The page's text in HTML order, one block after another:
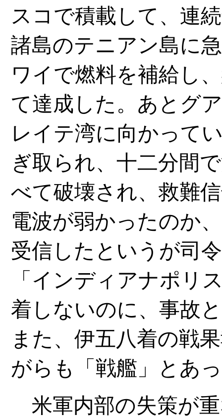
スコで積載して、連
諸島のテニアン島に
ワイで燃料を補給し
て達成した。あとグ
レイテ湾に向かって
ぎ取られ、十二分間
べて破壊され、救難
電波が弱かったのか
受信したというが司
「インディアナポリ
着しないのに、事故
また、伊五八着の戦
がらも「戦艦」とあ
米軍内部の失策が